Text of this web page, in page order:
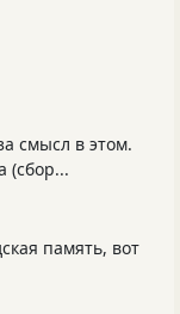
смысл в этом.
(сбор...
память, вот